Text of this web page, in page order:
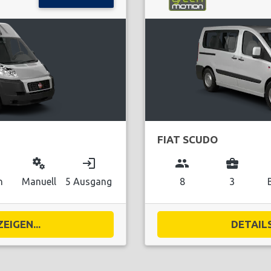
miscellaneous_services
Manuell
login
5 Ausgang
FIAT SCUDO
group
8
business_center
3